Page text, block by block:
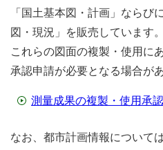
「国土基本図・計画」ならび
図・現況」を販売しています。
これらの図面の複製・使用に
承認申請が必要となる場合が
測量成果の複製・使用承
なお、都市計画情報について